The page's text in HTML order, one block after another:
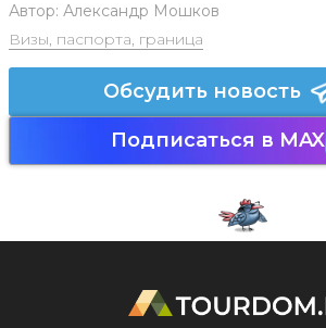
Автор: Александр Мошков
Визы, паспорта, граница
Обсудить новость
Подписаться в MAX